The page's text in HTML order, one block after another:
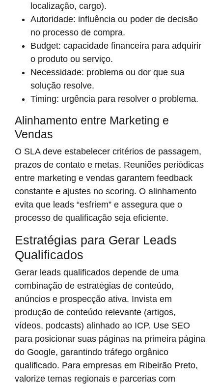
localização, cargo).
Autoridade: influência ou poder de decisão
no processo de compra.
Budget: capacidade financeira para adquirir
o produto ou serviço.
Necessidade: problema ou dor que sua
solução resolve.
Timing: urgência para resolver o problema.
Alinhamento entre Marketing e
Vendas
O SLA deve estabelecer critérios de passagem,
prazos de contato e metas. Reuniões periódicas
entre marketing e vendas garantem feedback
constante e ajustes no scoring. O alinhamento
evita que leads “esfriem” e assegura que o
processo de qualificação seja eficiente.
Estratégias para Gerar Leads
Qualificados
Gerar leads qualificados depende de uma
combinação de estratégias de conteúdo,
anúncios e prospecção ativa. Invista em
produção de conteúdo relevante (artigos,
vídeos, podcasts) alinhado ao ICP. Use SEO
para posicionar suas páginas na primeira página
do Google, garantindo tráfego orgânico
qualificado. Para empresas em Ribeirão Preto,
valorize temas regionais e parcerias com